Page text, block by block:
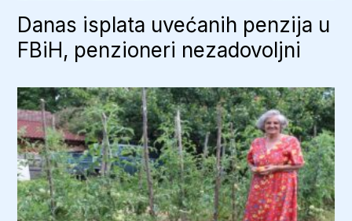
Danas isplata uvećanih penzija u
FBiH, penzioneri nezadovoljni